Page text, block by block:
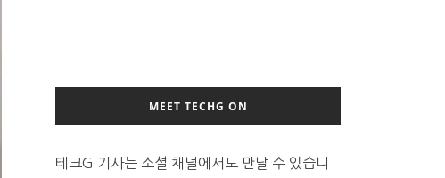
MEET TECHG ON
테크G 기사는 소셜 채널에서도 만날 수 있습니